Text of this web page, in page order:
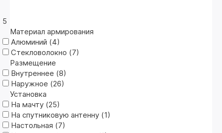
5
Материал армирования
Алюминий (4)
Стекловолокно (7)
Размещение
Внутреннее (8)
Наружное (26)
Установка
На мачту (25)
На спутниковую антенну (1)
Настольная (7)